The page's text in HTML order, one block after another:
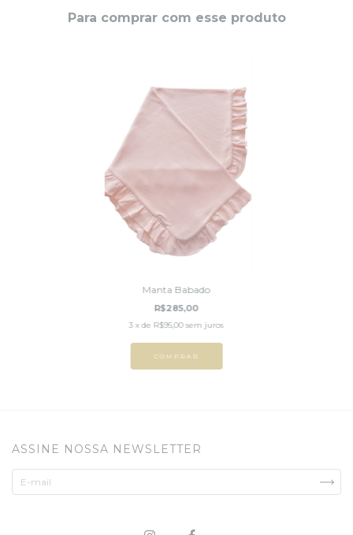
Para comprar com esse produto
Manta Babado
R$285,00
3 x de R$95,00 sem juros
COMPRAR
ASSINE NOSSA NEWSLETTER